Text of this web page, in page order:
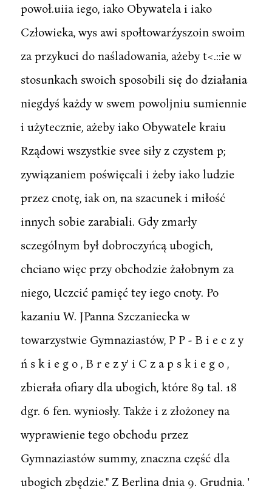
powoł.uiia iego, iako Obywatela i iako
Człowieka, wys awi społtowarźyszoin swoim
za przykuci do naśladowania, ażeby t<.::ie w
stosunkach swoich sposobili się do działania
niegdyś każdy w swem powoljniu sumiennie
i użytecznie, ażeby iako Obywatele kraiu
Rządowi wszystkie svee siły z czystem p;
zywiązaniem poświęcali i żeby iako ludzie
przez cnotę, iak on, na szacunek i miłość
innych sobie zarabiali. Gdy zmarły
sczególnym był dobroczyńcą ubogich,
chciano więc przy obchodzie żałobnym za
niego, Uczcić pamięć tey iego cnoty. Po
kazaniu W. JPanna Szczaniecka w
towarzystwie Gymnaziastów, P P - B i e c z y
ń s k i e g o , B r e z y' i C z a p s k i e g o ,
zbierała ofiary dla ubogich, które 89 tal. 18
dgr. 6 fen. wyniosły. Także i z złożoney na
wyprawienie tego obchodu przez
Gymnaziastów summy, znaczna część dla
ubogich zbędzie." Z Berlina dnia 9. Grudnia. '